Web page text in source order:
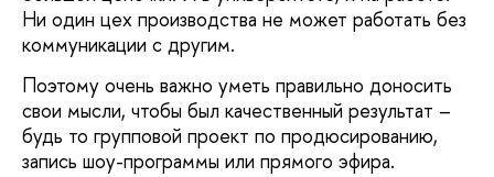
Ни один цех производства не может работать без
коммуникации с другим.
Поэтому очень важно уметь правильно доносить
свои мысли, чтобы был качественный результат –
будь то групповой проект по продюсированию,
запись шоу-программы или прямого эфира.